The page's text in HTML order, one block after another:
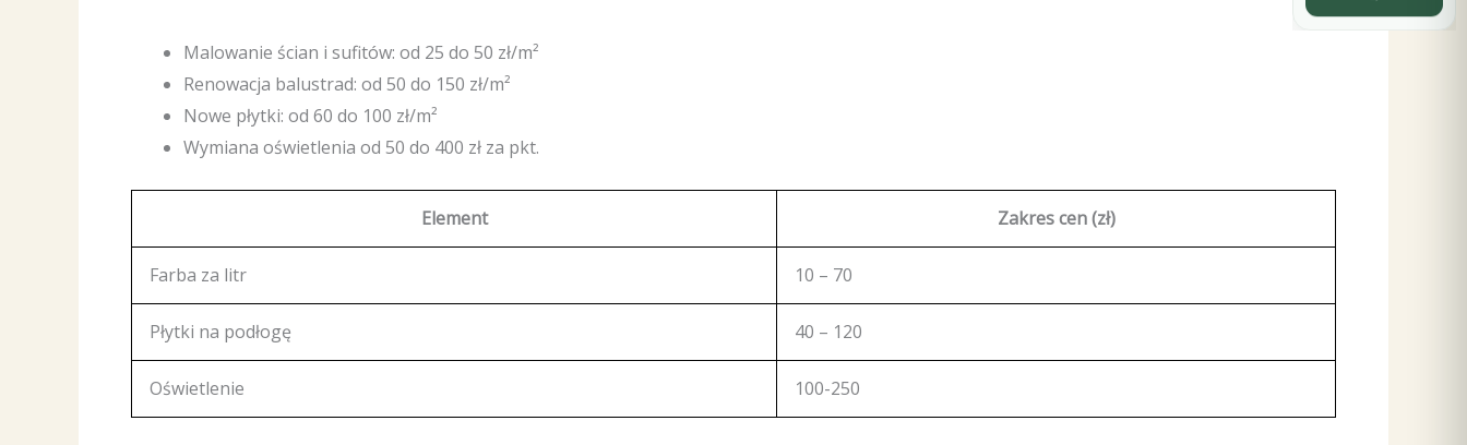
Malowanie ścian i sufitów: od 25 do 50 zł/m²
Renowacja balustrad: od 50 do 150 zł/m²
Nowe płytki: od 60 do 100 zł/m²
Wymiana oświetlenia od 50 do 400 zł za pkt.
Element Zakres cen (zł)
Farba za litr 10 – 70
Płytki na podłogę 40 – 120
Oświetlenie 100-250